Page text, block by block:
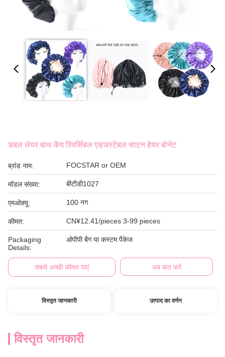
डबल लेयर बाथ कैप रिवर्सिबल एडजस्टेबल साटन हेयर बोनेट
ब्रांड नाम: FOCSTAR or OEM
मॉडल संख्या: बीटीडी1027
एमओक्यू: 100 नग
कीमत: CN¥12.41/pieces 3-99 pieces
Packaging
Details:
ओपीपी बैग या कस्टम पैकेज
सबसे अच्छी कीमत पाएं अब बात करें
विस्तृत जानकारी उत्पाद का वर्णन
विस्तृत जानकारी